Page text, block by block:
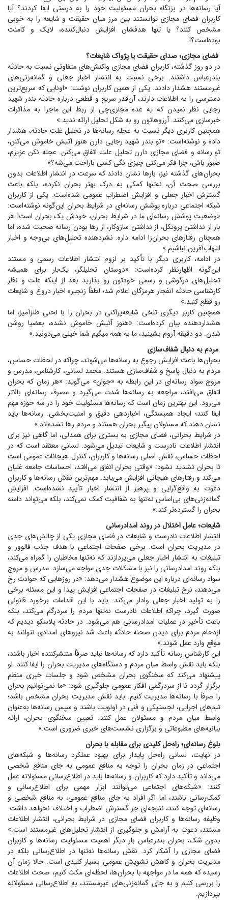
آیا رسانه‌ها در بزنگاه بحران مسئولیت خود را به درستی ایفا کردند؟ آیا
کاربران فضای مجازی توانستند بین مرز میان حقیقت و شایعه را به خوبی
مشخص کنند؟ یا تنها هدفشان افزایش دنبال‌کننده، لایک و کامنت
بوده‌است؟!
فضای مجازی؛ صدای حقیقت یا پژواک شایعات؟
در دو روز گذشته، کاربران فضای مجازی واکنش‌های متفاوتی نسبت به حادثه
بندرعباس داشتند. برخی نسبت به انتشار اخبار جعلی و گمانه‌زنی‌های
غیرمستند هشدار دادند. یکی از همین کاربران نوشت: «اونایی که سریع‌ترین
دسترسی را به اطلاعات دارند، آن‌قدر سریع و قطعی درباره حادثه بندر شهید
رجایی نظر نمیدن که یه عده مجازی‌چی از ربط این ماجرا به مذاکرات
خبرسازی می‌کنند. آرزوهاتون رو به شکل تحلیل ارائه ندید.»
همچنین کاربری دیگر نسبت به عجله رسانه‌ها در تحلیل علت حادثه، هشدار
داده و نوشته‌است: «تو بندر شهید رجایی دارن هنوز آتیش خاموش می‌کنن،
تو رسانه و فضای مجازی دارن تحلیل علت اتفاق می‌کنن. عجله نکن عزیزم،
صبور باش، چرا فکر می‌کنی چیزی نگی کسی ناراحت می‌شه؟»
بحران‌های گذشته نیز، بار‌ها نشان دادند که سرعت در انتشار اطلاعات بدون
بررسی صحت آن، نه‌تنها کمکی به درک بهتر بحران نکرده، بلکه باعث
گسترش اخبار جعلی و افزایش اضطراب عمومی شده‌است. یکی از کاربران
شبکه اجتماعی درباره پوشش رسانه‌ای در شرایط بحران این‌گونه نوشته‌است:
«وضعیت پوشش رسانه‌ای ما در شرایط بحران، خودش یک بحران است! هر
بار از نداشتن پروتکل، از نداشتن سازوکار، از رها بودن رسانه صحبت شده، اما
همچنان رفتار‌های بحران‌زا ادامه داره. نشر‌دهنده تحلیل‌های بی‌وجه و اخبار
التهاب‌آفرین نباشیم.»
در ادامه، کاربری دیگر با تأکید بر لزوم انتشار اطلاعات رسمی و مستند
این‌گونه اظهارنظر کرده‌است: «دوستان تحلیلگر، یک‌بار برای همیشه
تحلیل‌های درگوشی و رسمی خودتون رو بذارید بعد از اینکه علت و نظر
کارشناسی حادثه انفجار هرمزگان اعلام شد؛ لطفاً زنجیره اخبار دروغ و شایعات
رو قطع کنید.»
همچنین کاربر دیگری تلخی شایعه‌پراکنی در بحران را با لحنی طنزآمیز، اما
هشداردهنده بیان کرده‌است: «هنوز آتیش خاموش نشده، بعضیا روشن
شدن. دو دقیقه آروم بشینید، ما به همه میگیم شما خیلی می‌دونید.»
مردم به دنبال شفاف‌سازی
بحران‌ها باعث افزایش رجوع به رسانه‌ها می‌شوند، چراکه در لحظات حساس،
مردم به دنبال پاسخ و شفاف‌سازی هستند. محمد لسانی، کارشناس، مدرس و
مروج سواد رسانه‌ای در این رابطه به «جوان» می‌‎گوید: «هر زمان که بحران
اتفاق می‌افتد، مراجعه به رسانه‌ها شدت می‌گیرد و مصرف رسانه‌ای بالاتر
می‌رود. این بهترین زمان است که رسانه‌ها مسئولیت خود را در سه حوزه مهم
ایفا کنند؛ ایجاد همبستگی، اخباردهی دقیق و امنیت‌بخشی. رسانه‌ها باید
نشان دهند که مسئولان پیگیر بحران هستند و مردم رها نشده‌اند.»
در شرایط بحرانی، فضای مجازی به بستری برای همدلی، اما گاهی نیز برای
انتشار اطلاعات نادرست و شایعات تبدیل می‌شود. لسانی معتقد است که در
لحظات حساس، نقش اصلی رسانه‌ها و کاربران، کنترل هیجانات عمومی است
تا بحران تشدید نشود: «وقتی بحران اتفاق می‌افتد، احساسات جامعه غلیان
می‌کند و رفتار‌های هیجانی افزایش می‌یابد. مهم‌ترین نقش رسانه‌ها و کاربران
دعوت به واقع‌گرایی و پرهیز از انتشار اخبار تأیید نشده‌است. افزایش
گمانه‌زنی‌های بی‌اساس نه‌تنها به شفافیت کمک نمی‌کند، بلکه می‌تواند دامنه
بحران را گسترده‌تر کند.»
شایعات؛ عامل اختلال در روند امدادرسانی
انتشار اطلاعات نادرست و شایعات در فضای مجازی یکی از چالش‌های جدی
در مدیریت بحران است. برخی صفحات اجتماعی با هدف جذب فالوور و
تبلیغات به انتشار اخبار جعلی می‌پردازند که نه‌تنها مخاطبان را گمراه می‌کند،
بلکه روند امدادرسانی را نیز با مشکلات جدی مواجه می‌سازد. مدرس و مروج
سواد رسانه‌ای درباره این موضوع هشدار می‌دهد: «در روز‌هایی که حوادث رخ
می‌دهند، نرخ تبلیغات در صفحات اجتماعی افزایش پیدا و این مسئله برخی
را به تولید اخبار جعلی وادار می‌کند. باید با این اقدامات برخورد قانونی
صورت گیرد، چراکه اطلاعات نادرست نه‌تنها مردم را سردرگم می‌کند، بلکه
باعث تأخیر در عملیات امدادرسانی هم می‌شود. در حادثه پلاسکو دیدیم که
ازدحام مردم برای دیدن صحنه حادثه باعث شد نیرو‌های امدادی نتوانند به
موقع وارد عمل شوند.»
این کارشناس رسانه تأکید دارد که رسانه‌ها نباید صرفاً منتشرکننده اخبار باشند،
بلکه باید نقش واسط میان مردم و دستگاه‌های مدیریت بحران را ایفا کنند. او
پیشنهاد می‌کند که سخنگوی بحران مشخص شود و جلسات خبری منظم
برگزار گردد تا از سردرگمی افکار عمومی جلوگیری شود: «ما نمی‌توانیم بحران
را صرفاً با رسانه‌ها مدیریت کنیم. باید نقش مدیریت بحران مشخص باشد؛
تیم‌های اجرایی، لجستیکی و فنی در اولویت باشند و سپس رسانه‌ها به‌عنوان
واسط میان مردم و مسئولان عمل کنند. تعیین سخنگوی بحران، ارائه
بیانیه‌های مطبوعاتی و برگزاری نشست‌های خبری ضروری است.»
بلوغ رسانه‌ای؛ راه‌حل کلیدی برای مقابله با بحران
در نهایت، لسانی راه‌حل پایدار برای بهبود عملکرد رسانه‌ها و شبکه‌های
اجتماعی در زمان بحران را توجه به منافع عمومی به جای منافع شخصی
می‌داند و تأکید دارد که کاربران و رسانه‌ها باید در اطلاع‌رسانی مسئولانه عمل
کنند: «شبکه‌های اجتماعی می‌توانند ابزار مهمی برای اطلاع‌رسانی و
کمک‌رسانی باشند، اما اگر افراد به جای منافع عمومی، به منافع شخصی و
رسانه‌ای توجه کنند، نتیجه‌ای جز گسترش اضطراب و اختلاف نخواهد داشت.
وظیفه رسانه‌ها و کاربران فضای مجازی در شرایط بحرانی، انتشار اطلاعات
مستند، دعوت به آرامش و جلوگیری از انتشار تحلیل‌های غیرمستند است.»
بدون شک، بحران بندرعباس بار دیگر اهمیت مسئولیت رسانه‌ها و کاربران
فضای مجازی را آشکار کرد. نقش رسانه‌ها نه‌تنها در اطلاع‌رسانی بلکه در
مدیریت بحران و کاهش تشویش عمومی بسیار کلیدی است. حالا زمان آن
رسیده که همه ما در مواجهه با بحران‌ها، لحظه‌ای مکث کنیم، صحت اطلاعات
را بررسی کنیم و به جای گمانه‌زنی‌های غیرمستند، به اطلاع‌رسانی مسئولانه
بپردازیم.